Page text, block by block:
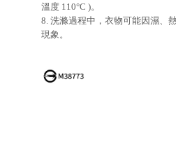
溫度 110°C )。
8. 洗滌過程中，衣物可能因濕、
現象。